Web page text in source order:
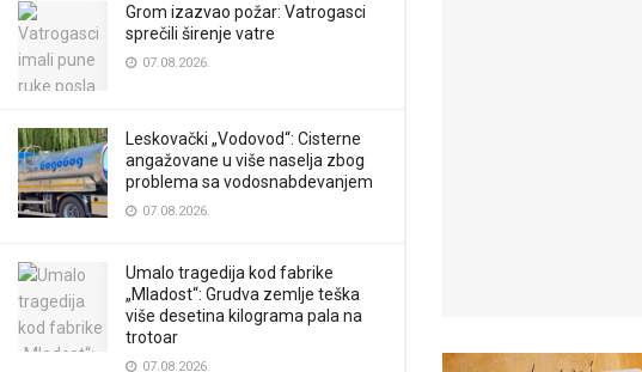
Grom izazvao požar: Vatrogasci
sprečili širenje vatre
07.08.2026.
Leskovački „Vodovod“: Cisterne
angažovane u više naselja zbog
problema sa vodosnabdevanjem
07.08.2026.
Umalo tragedija kod fabrike
„Mladost“: Grudva zemlje teška
više desetina kilograma pala na
trotoar
07.08.2026.